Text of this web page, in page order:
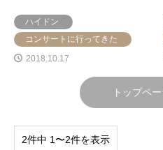
ハイドン
コンサートに行ってきた
2018.10.17
トップペ
2件中 1〜2件を表示